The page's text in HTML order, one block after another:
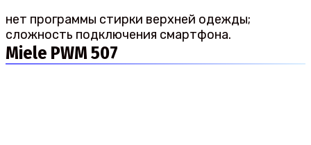
нет программы стирки верхней одежды;
сложность подключения смартфона.
Miele PWM 507